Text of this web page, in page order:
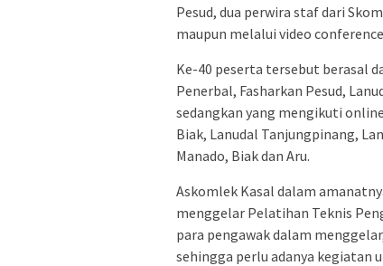
Pesud, dua perwira staf dari
maupun melalui video
Ke-40 peserta tersebut berasal
Penerbal, Fasharkan Pesud,
sedangkan yang mengikuti
Biak, Lanudal Tanjungpinang,
Manado, Biak dan Aru.
Askomlek Kasal dalam
menggelar Pelatihan Teknis
para pengawak dalam
sehingga perlu adanya kegiatan